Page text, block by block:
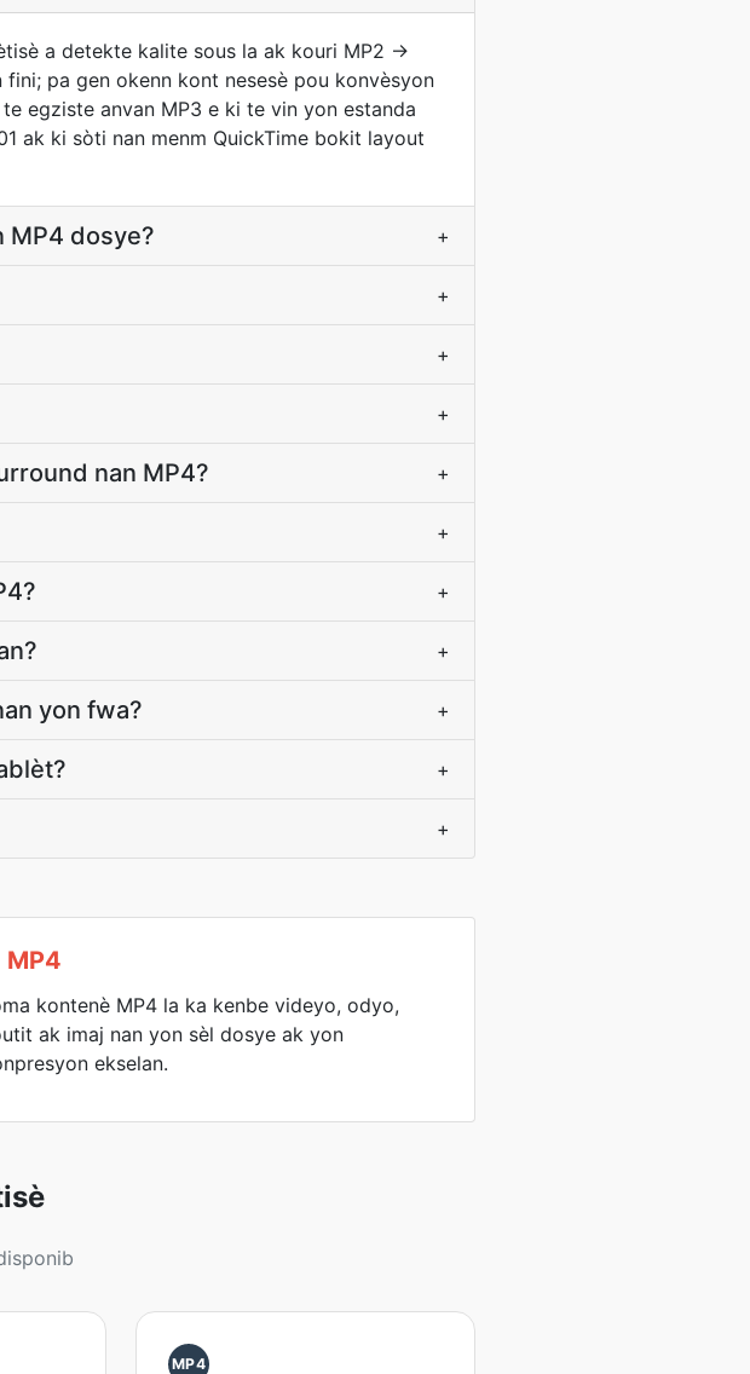
a detekte kalite sous la ak kouri MP2 →
pa gen okenn kont nesesè pou konvèsyon
egziste anvan MP3 e ki te vin yon estanda
ak ki sòti nan menm QuickTime bokit layout
MP4 dosye? +
+
+
+
nan MP4? +
+
+
+
yon fwa? +
+
+
MP4
kontenè MP4 la ka kenbe videyo, odyo,
ak imaj nan yon sèl dosye ak yon
ekselan.
MP4